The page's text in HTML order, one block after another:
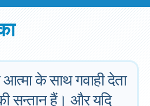
के साथ गवाही देता
सन्तान हैं। और यदि